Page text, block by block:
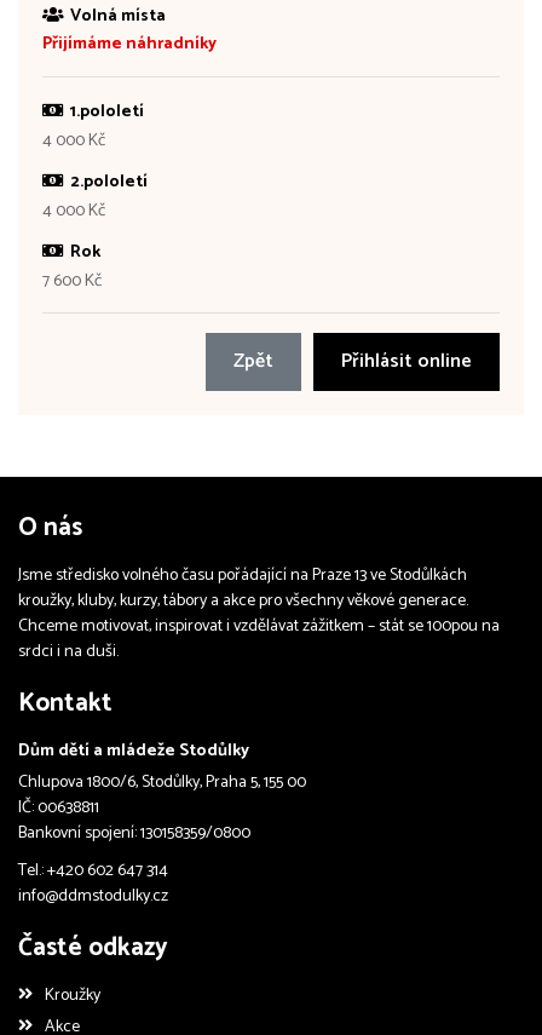
Volná místa
Přijímáme náhradníky
1.pololetí
4 000 Kč
2.pololetí
4 000 Kč
Rok
7 600 Kč
Přihlásit online
Zpět
O nás
Jsme středisko volného času pořádající na Praze 13 ve Stodůlkách
kroužky, kluby, kurzy, tábory a akce pro všechny věkové generace.
Chceme motivovat, inspirovat i vzdělávat zážitkem – stát se 100pou na
srdci i na duši.
Kontakt
Dům dětí a mládeže Stodůlky
Chlupova 1800/6, Stodůlky, Praha 5, 155 00
IČ: 00638811
Bankovní spojení: 130158359/0800
Tel.: +420 602 647 314
info@ddmstodulky.cz
Časté odkazy
Kroužky
Akce